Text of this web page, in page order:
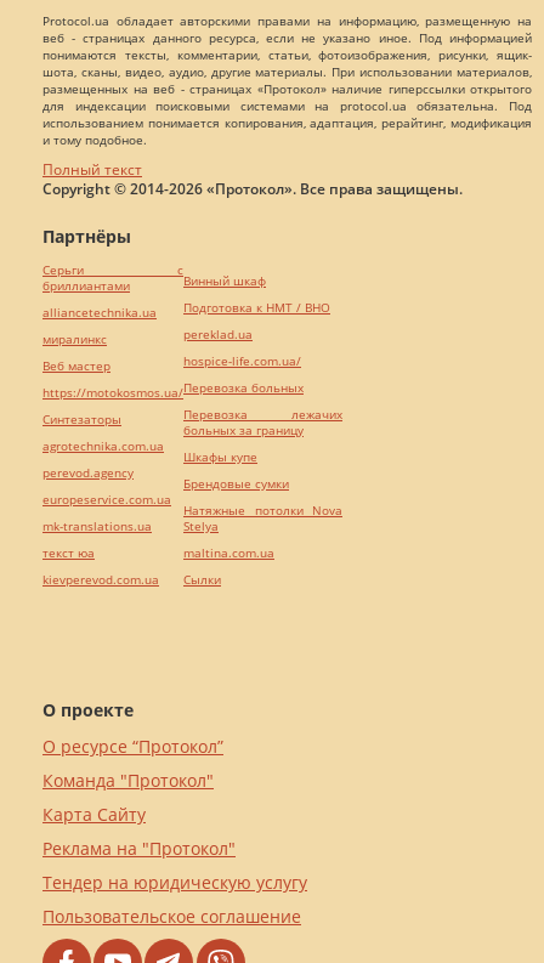
Protocol.ua обладает авторскими правами на информацию, размещенную на
веб - страницах данного ресурса, если не указано иное. Под информацией
понимаются тексты, комментарии, статьи, фотоизображения, рисунки, ящик-
шота, сканы, видео, аудио, другие материалы. При использовании материалов,
размещенных на веб - страницах «Протокол» наличие гиперссылки открытого
для индексации поисковыми системами на protocol.ua обязательна. Под
использованием понимается копирования, адаптация, рерайтинг, модификация
и тому подобное.
Полный текст
Copyright © 2014-2026 «Протокол». Все права защищены.
О проекте
О ресурсе “Протокол”
Команда "Протокол"
Карта Сайту
Реклама на "Протокол"
Тендер на юридическую услугу
Пользовательское соглашение
Партнёры
Серьги с
бриллиантами
alliancetechnika.ua
миралинкс
Веб мастер
https://motokosmos.ua/
Синтезаторы
agrotechnika.com.ua
perevod.agency
europeservice.com.ua
mk-translations.ua
текст юа
kievperevod.com.ua
Винный шкаф
Подготовка к НМТ / ВНО
pereklad.ua
hospice-life.com.ua/
Перевозка больных
Перевозка лежачих
больных за границу
Шкафы купе
Брендовые сумки
Натяжные потолки Nova
Stelya
maltina.com.ua
Cылки